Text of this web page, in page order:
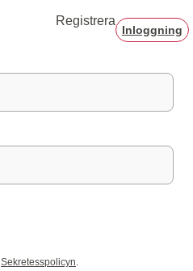
Registrera
Inloggning
Sekretesspolicyn.